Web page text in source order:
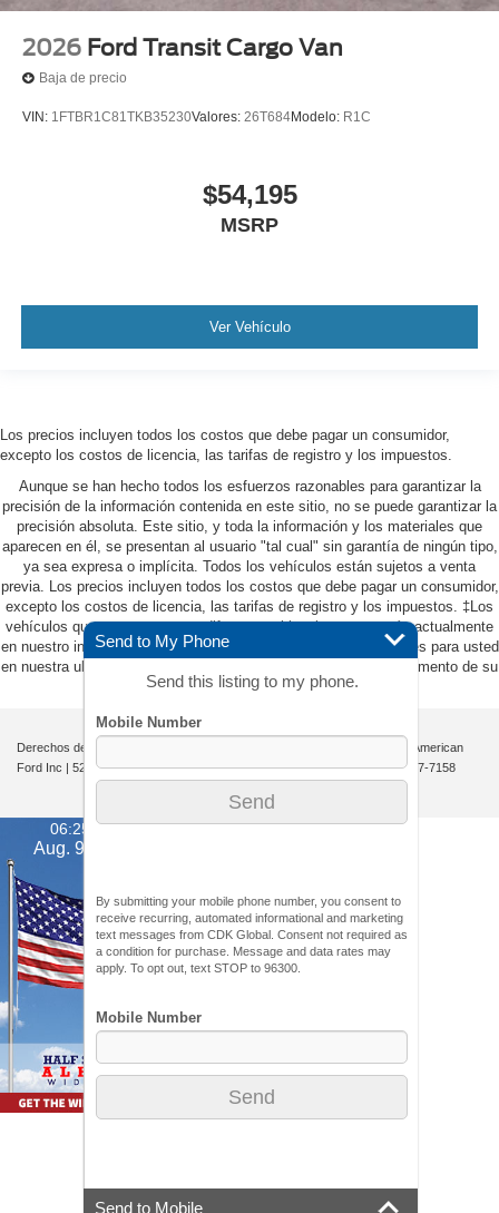
2026 Ford Transit Cargo Van
Baja de precio
VIN: 1FTBR1C81TKB35230Valores: 26T684Modelo: R1C
$54,195
MSRP
Ver Vehículo
Los precios incluyen todos los costos que debe pagar un consumidor,
excepto los costos de licencia, las tarifas de registro y los impuestos.
Aunque se han hecho todos los esfuerzos razonables para garantizar la
precisión de la información contenida en este sitio, no se puede garantizar la
precisión absoluta. Este sitio, y toda la información y los materiales que
aparecen en él, se presentan al usuario "tal cual" sin garantía de ningún tipo,
ya sea expresa o implícita. Todos los vehículos están sujetos a venta
previa. Los precios incluyen todos los costos que debe pagar un consumidor,
excepto los costos de licencia, las tarifas de registro y los impuestos. ‡Los
vehículos que se muestran en diferentes ubicaciones no están actualmente
en nuestro inventario (no en stock), pero pueden estar disponibles para usted
en nuestra ubicación dentro de una fecha razonable desde el momento de su
solicitud, que no exceda una semana.
Derechos de autor © 2026
| All American
Ford Inc | 520 River Street,Hackensack,NJ07601-5907| Ventas:201-957-7158
06:25 am
Aug. 9, 2026
Send to My Phone
Send this listing to my phone.
By submitting your mobile phone number, you consent to
receive recurring, automated informational and marketing
text messages from CDK Global. Consent not required as
a condition for purchase. Message and data rates may
apply. To opt out, text STOP to 96300.
Send to Mobile